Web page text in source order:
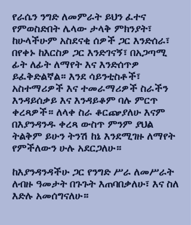
የራሴን ንግድ ለመምራት ይህን ፈተና
የምወስድበት ሌላው ታላቅ ምክንያት፣
ከሁላችሁም አስደናቂ ሰዎች ጋር እንድሰራ፣
በየቀኑ ከእርስዎ ጋር እንድገናኝ፣ በአጋጣሚ
ፊት ለፊት ለማየት እና እንድሰጥዎ
ይፈቅድልኛል። እንደ ሳይንቲስቶች፣
አስተማሪዎች እና ተመራማሪዎች ስራችን
እንዳይሰቃይ እና እንዳይቆም ባሉ ምርጥ
ቀረጻዎች። ለላቀ ስራ ቆርጬያለሁ እናም
በእያንዳንዱ ቀረጻ ውስጥ ምንም ያህል
ትልቅም ይሁን ትንሽ ከኔ እንደሚገዙ ለማየት
የምችለውን ሁሉ አደርጋለሁ።
ከእያንዳንዳችሁ ጋር የንግድ ሥራ ለመሥራት
ለብዙ ዓመታት በጉጉት እጠባበቃለሁ፣ እና ስለ
እድሉ አመሰግናለሁ።